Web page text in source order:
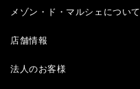
メゾン・ド・マルシェについて
店舗情報
法人のお客様